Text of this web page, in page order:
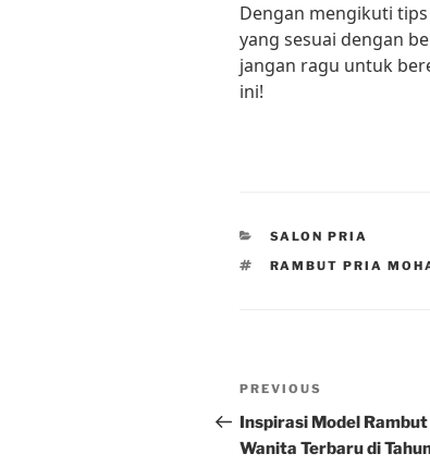
Dengan mengikuti
yang sesuai dengan
jangan ragu untuk
ini!
CATEGORIES
SALON PRIA
TAGS
RAMBUT PRIA
Post
navigation
Previous
Post
PREVIOUS
Inspirasi Model
Wanita Terbaru di